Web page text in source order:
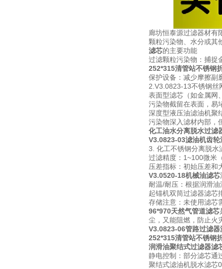
廊坊恒泰源过滤器材有
颗粒污染物、水分或其
滤芯的主要功能
过滤颗粒污染物：捕捉
252*315清管站不锈钢
保护设备：减少摩擦副
2.V3.0823-13不锈钢丝
表面型滤芯（如金属网
污染物截留在表面，易
深度型液压油滤油机聚
污染物深入滤材内部，
化工油水分离脱水过滤
V3.0823-03滤油机齿轮
3. 化工不锈钢分离脱水
过滤精度：1~100微米
压差指标：初始压差和
V3.0520-18机械油滤芯
耐温/耐压：根据润滑
起锚机双筒过滤器滤芯
存储注意：未使用滤芯
96*970天然气管道滤芯
尘，又能阻燃，防止火
V3.0823-06管路过滤器
252*315清管站不锈钢
润滑油聚结式过滤器滤
静电控制：部分滤芯通
聚结式滤油机脱水滤芯